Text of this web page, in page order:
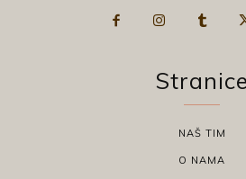
Stranice
NAŠ TIM
O NAMA